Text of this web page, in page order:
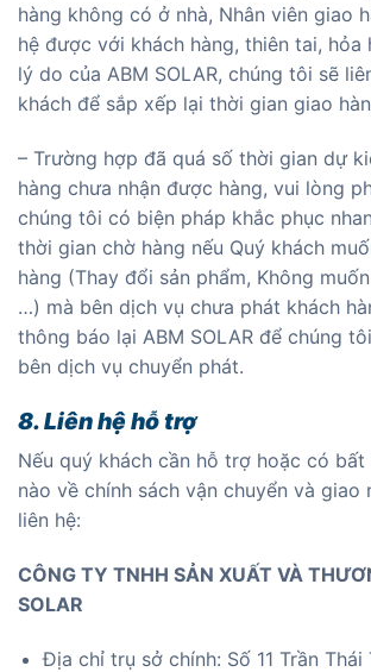
hàng không có ở nhà, Nhân viên giao
hệ được với khách hàng, thiên tai, hỏa
lý do của ABM SOLAR, chúng tôi sẽ
khách để sắp xếp lại thời gian giao
– Trường hợp đã quá số thời gian dự
hàng chưa nhận được hàng, vui lòng
chúng tôi có biện pháp khắc phục
thời gian chờ hàng nếu Quý khách
hàng (Thay đổi sản phẩm, Không
…) mà bên dịch vụ chưa phát khách
thông báo lại ABM SOLAR để chúng
bên dịch vụ chuyển phát.
8. Liên hệ hỗ trợ
Nếu quý khách cần hỗ trợ hoặc có
nào về chính sách vận chuyển và giao
liên hệ:
CÔNG TY TNHH SẢN XUẤT VÀ
SOLAR
Địa chỉ trụ sở chính: Số 11 Trần Thái